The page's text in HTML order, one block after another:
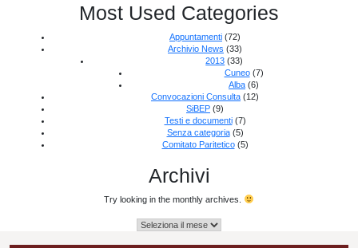
Most Used Categories
Appuntamenti (72)
Archivio News (33)
2013 (33)
Cuneo(7)
Alba (6)
Convocazioni Consulta (12)
SiBEP (9)
Testi e documenti(7)
Senza categoria(5)
Comitato Paritetico(5)
Archivi
Try looking in the monthly archives.
Archivi